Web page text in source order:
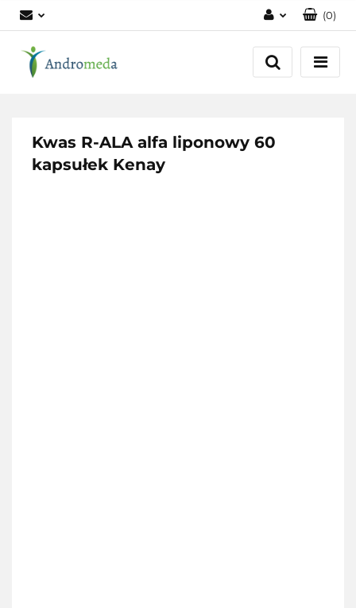
Zaloguj się
Zarejestruj się
(0)
Kwas R-ALA alfa liponowy 60
kapsułek Kenay